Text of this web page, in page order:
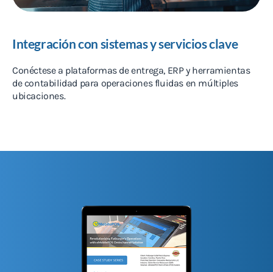
Integración con sistemas y servicios clave
Conéctese a plataformas de entrega, ERP y herramientas
de contabilidad para operaciones fluidas en múltiples
ubicaciones.